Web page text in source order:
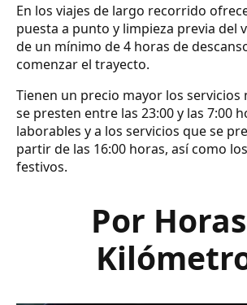
En los viajes de largo recorrido
puesta a punto y limpieza previa del
de un mínimo de 4 horas de
comenzar el trayecto.
Tienen un precio mayor los
se presten entre las 23:00 y las 7:00
laborables y a los servicios que se
partir de las 16:00 horas, así como
festivos.
Por